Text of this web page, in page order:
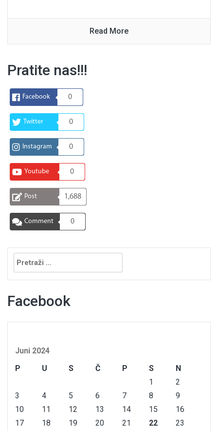
Read More
Pratite nas!!!
Facebook 0
Twitter 0
Instagram 0
Youtube 0
Post 1,688
Comment 0
Pretraga:
Facebook
Juni 2024
P
U S Č P S
N
1
2
3
4 5 6 7 8
9
10
11 12 13 14 15
16
17
18 19 20 21 22
23